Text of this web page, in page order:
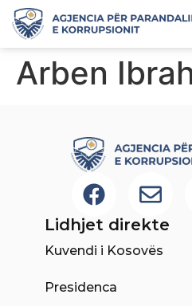
Arben
Lidhjet direkte
Kuvendi i Kosovës
Presidenca